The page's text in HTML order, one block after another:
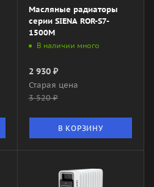
Масляные радиаторы
серии SIENA ROR-S7-
1500M
В наличии много
2 930₽
Старая цена
3 520₽
В КОРЗИНУ